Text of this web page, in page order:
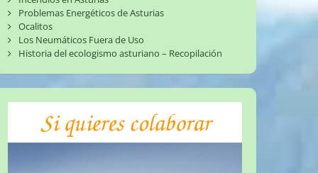
Problemas Energéticos de Asturias
Ocalitos
Los Neumáticos Fuera de Uso
Historia del ecologismo asturiano – Recopilación